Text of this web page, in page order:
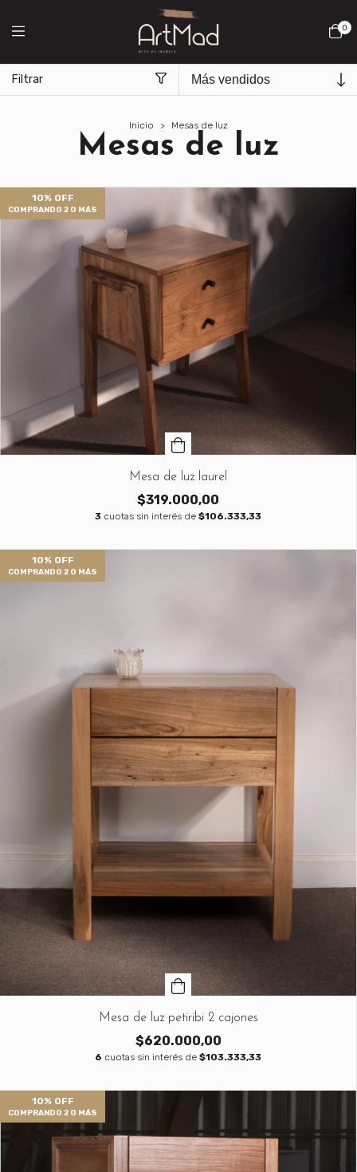
0
Filtrar
Inicio > Mesas de luz
Mesas de luz
10% OFF
COMPRANDO 2 O MÁS
Mesa de luz laurel
$319.000,00
3 cuotas sin interés de $106.333,33
10% OFF
COMPRANDO 2 O MÁS
Mesa de luz petiribi 2 cajones
$620.000,00
6 cuotas sin interés de $103.333,33
10% OFF
COMPRANDO 2 O MÁS